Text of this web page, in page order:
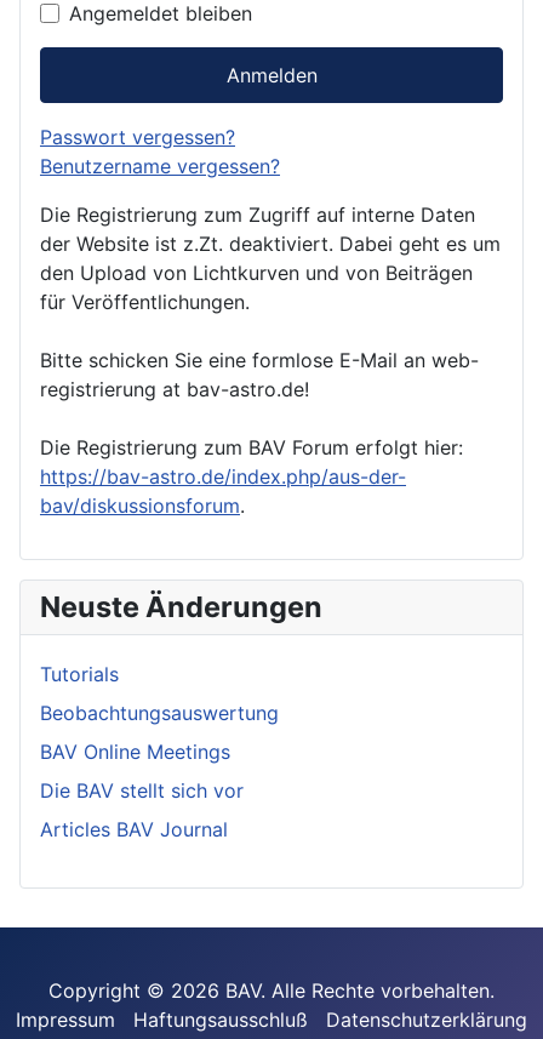
Angemeldet bleiben
Anmelden
Passwort vergessen?
Benutzername vergessen?
Die Registrierung zum Zugriff auf interne Daten
der Website ist z.Zt. deaktiviert. Dabei geht es um
den Upload von Lichtkurven und von Beiträgen
für Veröffentlichungen.
Bitte schicken Sie eine formlose E-Mail an web-
registrierung at bav-astro.de!
Die Registrierung zum BAV Forum erfolgt hier:
https://bav-astro.de/index.php/aus-der-
bav/diskussionsforum.
Neuste Änderungen
Tutorials
Beobachtungsauswertung
BAV Online Meetings
Die BAV stellt sich vor
Articles BAV Journal
Copyright © 2026 BAV. Alle Rechte vorbehalten.
Impressum
Haftungsausschluß Datenschutzerklärung